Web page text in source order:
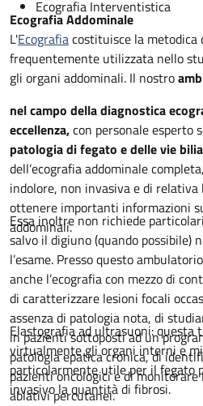
Ecografia Interventistica
Ecografia Addominale
L'Ecografiacostituisce la metodica
frequentemente utilizzata nello
gli organi addominali. Il nostro
nel campo della diagnostica
eccellenza,con personale esperto
patologia di fegato e delle vie
dell’ecografia addominale
indolore, non invasiva e di
ottenere importanti informazioni
addominali.
Essa inoltre non richiede
salvo il digiuno (quando possibile)
l’esame. Presso questo
anche l’ecografia con mezzo di
di caratterizzare lesioni focali
assenza di patologia nota, di
in pazienti sottoposti ad un
patologia epatica cronica, di
pazienti oncologici e di
ablativi percutanei.
Elastografia ad ultrasuoni: questa
virtualmente gli organi interni e
particolarmente utile per il fegato
invasivo la quantità di fibrosi.